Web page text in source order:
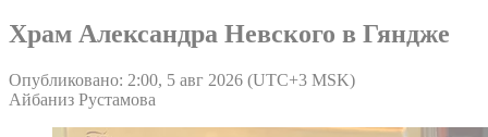
Храм Александра Невского в Гяндже
Опубликовано: 2:00, 5 авг 2026 (UTC+3 MSK)
Айбаниз Рустамова